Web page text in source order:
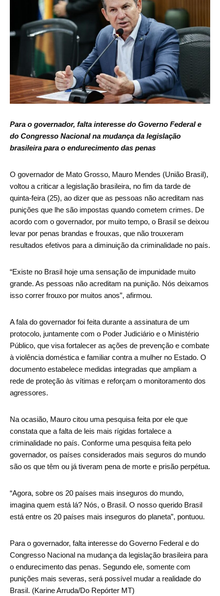
Para o governador, falta interesse do Governo Federal e
do Congresso Nacional na mudança da legislação
brasileira para o endurecimento das penas
O governador de Mato Grosso, Mauro Mendes (União Brasil),
voltou a criticar a legislação brasileira, no fim da tarde de
quinta-feira (25), ao dizer que as pessoas não acreditam nas
punições que lhe são impostas quando cometem crimes. De
acordo com o governador, por muito tempo, o Brasil se deixou
levar por penas brandas e frouxas, que não trouxeram
resultados efetivos para a diminuição da criminalidade no país.
“Existe no Brasil hoje uma sensação de impunidade muito
grande. As pessoas não acreditam na punição. Nós deixamos
isso correr frouxo por muitos anos”, afirmou.
A fala do governador foi feita durante a assinatura de um
protocolo, juntamente com o Poder Judiciário e o Ministério
Público, que visa fortalecer as ações de prevenção e combate
à violência doméstica e familiar contra a mulher no Estado. O
documento estabelece medidas integradas que ampliam a
rede de proteção às vítimas e reforçam o monitoramento dos
agressores.
Na ocasião, Mauro citou uma pesquisa feita por ele que
constata que a falta de leis mais rígidas fortalece a
criminalidade no país. Conforme uma pesquisa feita pelo
governador, os países considerados mais seguros do mundo
são os que têm ou já tiveram pena de morte e prisão perpétua.
“Agora, sobre os 20 países mais inseguros do mundo,
imagina quem está lá? Nós, o Brasil. O nosso querido Brasil
está entre os 20 países mais inseguros do planeta”, pontuou.
Para o governador, falta interesse do Governo Federal e do
Congresso Nacional na mudança da legislação brasileira para
o endurecimento das penas. Segundo ele, somente com
punições mais severas, será possível mudar a realidade do
Brasil. (Karine Arruda/Do Repórter MT)